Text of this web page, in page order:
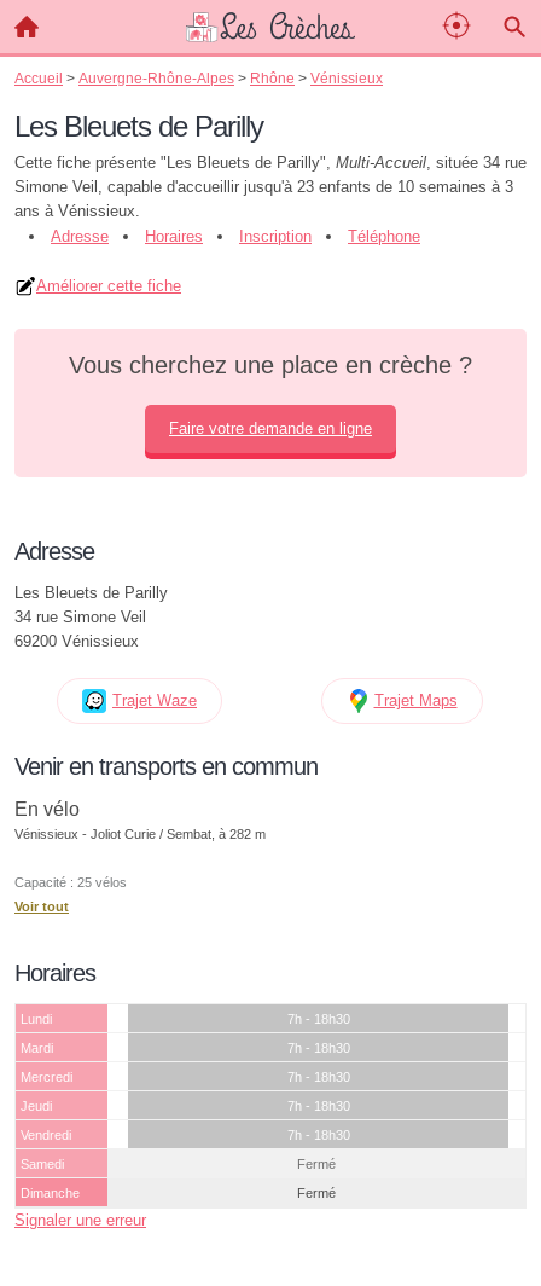
Accueil > Auvergne-Rhône-Alpes > Rhône > Vénissieux
Les Bleuets de Parilly
Cette fiche présente "Les Bleuets de Parilly", Multi-Accueil, située 34 rue
Simone Veil, capable d'accueillir jusqu'à 23 enfants de 10 semaines à 3
ans à Vénissieux.
Adresse
Horaires Inscription Téléphone
Améliorer cette fiche
Vous cherchez une place en crèche ?
Faire votre demande en ligne
Adresse
Les Bleuets de Parilly
34 rue Simone Veil
69200 Vénissieux
Trajet Waze Trajet Maps
Venir en transports en commun
En vélo
Vénissieux - Joliot Curie / Sembat, à 282 m
Capacité : 25 vélos
Voir tout
Horaires
Lundi
7h - 18h30
Mardi
7h - 18h30
Mercredi
7h - 18h30
Jeudi
7h - 18h30
Vendredi
7h - 18h30
Samedi
Fermé
Dimanche
Fermé
Signaler une erreur